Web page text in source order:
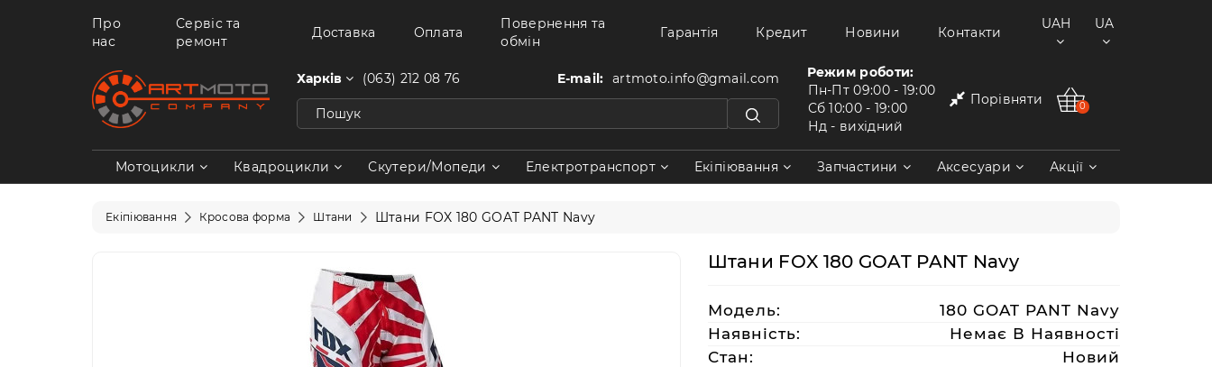
Про
нас
Сервіс та
ремонт
Доставка Оплата
Повернення та
обмін
Гарантія Кредит Новини Контакти
UAH UA
Харків (063) 212 08 76 E-mail: artmoto.info@gmail.com
Режим роботи:
Пн-Пт 09:00 - 19:00
Сб 10:00 - 19:00
Нд - вихідний
Порівняти 0
Мотоцикли Квадроцикли Скутери/Мопеди Електротранспорт Екіпіювання Запчастини Аксесуари Акції
Екіпіювання Кросова форма Штани Штани FOX 180 GOAT PANT Navy
Штани FOX 180 GOAT PANT Navy
Модель:
180 GOAT PANT Navy
Наявність:
Немає В Наявності
Стан:
Новий